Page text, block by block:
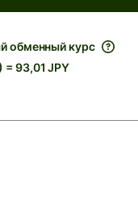
обменный курс
= 93,01 JPY